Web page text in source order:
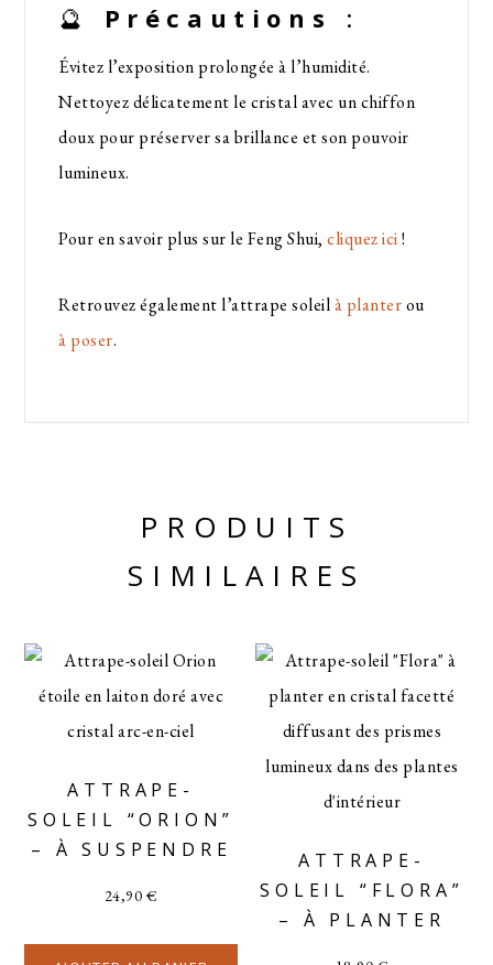
🔮 Précautions :
Évitez l’exposition prolongée à l’humidité.
Nettoyez délicatement le cristal avec un chiffon
doux pour préserver sa brillance et son pouvoir
lumineux.
Pour en savoir plus sur le Feng Shui,cliquez ici!
Retrouvez également l’attrape soleilà planterou
à poser.
PRODUITS
SIMILAIRES
ATTRAPE-
SOLEIL “ORION”
– À SUSPENDRE
24,90€
ATTRAPE-
SOLEIL “FLORA”
– À PLANTER